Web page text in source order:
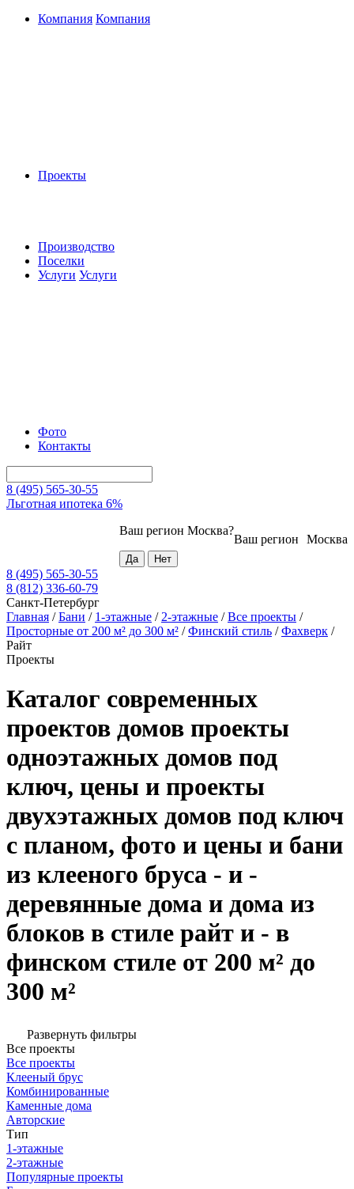
Компания Компания
Проекты
Производство
Поселки
Услуги Услуги
Фото
Контакты
8 (495) 565-30-55
Льготная ипотека 6%
Москва
Ваш регион
Ваш регион Москва?
8 (495) 565-30-55
8 (812) 336-60-79
Санкт-Петербург
Главная /Бани / 1-этажные / 2-этажные /Все проекты /
Просторные от 200 м² до 300 м² /Финский стиль /Фахверк /
Райт
Проекты
Каталог современных
проектов домов проекты
одноэтажных домов под
ключ, цены и проекты
двухэтажных домов под ключ
с планом, фото и цены и бани
из клееного бруса - и -
деревянные дома и дома из
блоков в стиле райт и - в
финском стиле от 200 м² до
300 м²
Развернуть фильтры
Все проекты
Все проекты
Клееный брус
Комбинированные
Каменные дома
Авторские
Тип
1-этажные
2-этажные
Популярные проекты